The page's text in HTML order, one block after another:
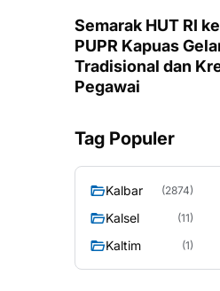
Semarak HUT RI
PUPR Kapuas
Tradisional dan
Pegawai
Tag Populer
Kalbar (2874)
Kalsel (11)
Kaltim (1)